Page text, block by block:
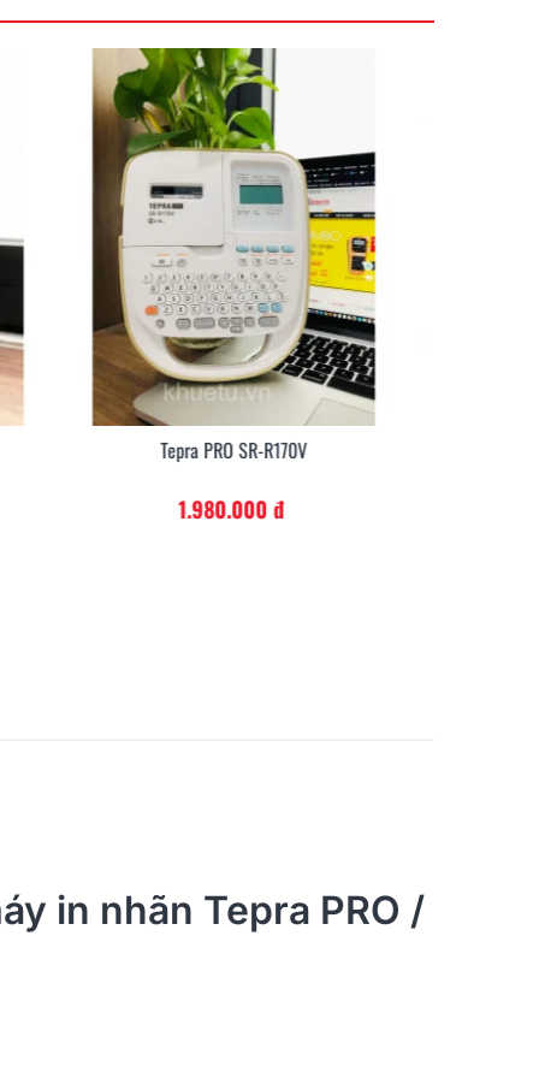
Tepra PRO SR-R7900P
12.100.000 đ
in nhãn Tepra PRO /